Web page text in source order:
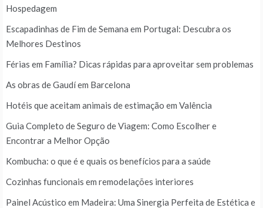
Hospedagem
Escapadinhas de Fim de Semana em Portugal: Descubra os
Melhores Destinos
Férias em Família? Dicas rápidas para aproveitar sem problemas
As obras de Gaudí em Barcelona
Hotéis que aceitam animais de estimação em Valência
Guia Completo de Seguro de Viagem: Como Escolher e
Encontrar a Melhor Opção
Kombucha: o que é e quais os benefícios para a saúde
Cozinhas funcionais em remodelações interiores
Painel Acústico em Madeira: Uma Sinergia Perfeita de Estética e